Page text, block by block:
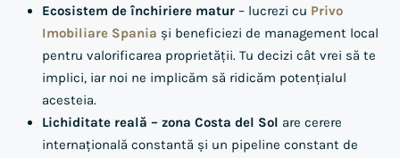
Ecosistem de închiriere matur – lucrezi cu Privo
Imobiliare Spania și beneficiezi de management local
pentru valorificarea proprietății. Tu decizi cât vrei să te
implici, iar noi ne implicăm să ridicăm potențialul
acesteia.
Lichiditate reală – zona Costa del Sol are cerere
internațională constantă și un pipeline constant de